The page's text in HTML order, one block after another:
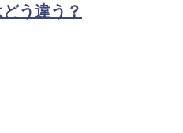
う違う？